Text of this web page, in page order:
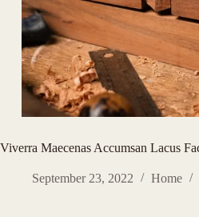
Viverra Maecenas Accumsan Lacus
September 23, 2022 Home